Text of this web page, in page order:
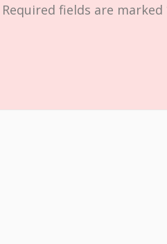
Required fields are marked